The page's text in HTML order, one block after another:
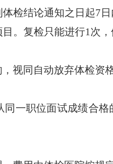
检结论通知之日起7
。复检只能进行1次
视同自动放弃体检资格
一职位面试成绩合